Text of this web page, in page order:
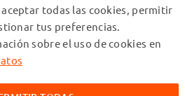
IVA y excluyen los costos de envío.
las marcas registradas que
web exclusivamente para
todas las cookies, permitir
tus preferencias.
sobre el uso de cookies en